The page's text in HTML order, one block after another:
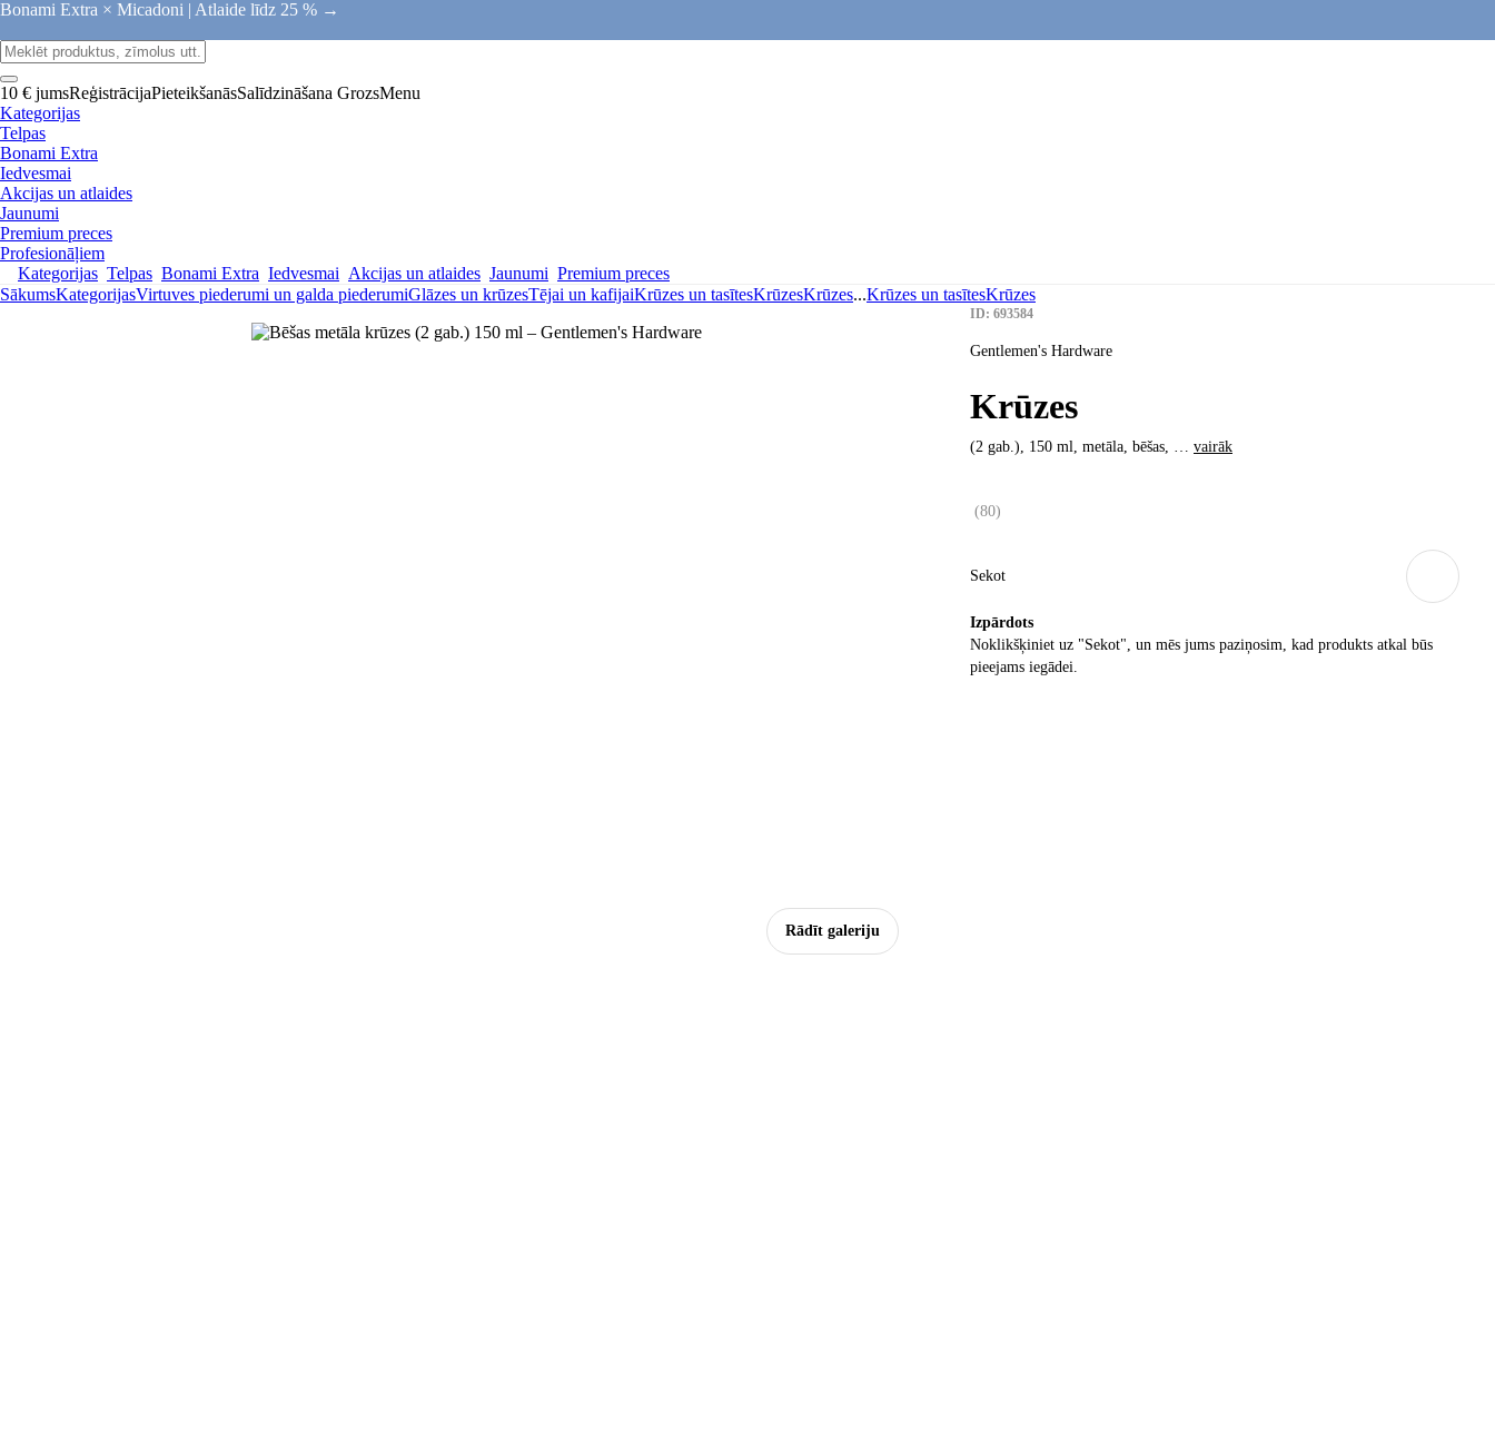
Bonami Extra × Micadoni | Atlaide līdz 25 % →
10 € jumsReģistrācijaPieteikšanāsSalīdzināšana GrozsMenu
Kategorijas
Telpas
Bonami Extra
Iedvesmai
Akcijas un atlaides
Jaunumi
Premium preces
Profesionāļiem
Kategorijas Telpas Bonami Extra Iedvesmai Akcijas un atlaides Jaunumi Premium preces
SākumsKategorijasVirtuves piederumi un galda piederumiGlāzes un krūzesTējai un kafijaiKrūzes un tasītesKrūzesKrūzes...Krūzes un tasītesKrūzes
Rādīt galeriju
ID: 693584
Gentlemen's Hardware
Krūzes
(2 gab.), 150 ml, metāla, bēšas, … vairāk
(80)
Sekot
Izpārdots
Noklikšķiniet uz "Sekot", un mēs jums paziņosim, kad produkts atkal būs
pieejams iegādei.